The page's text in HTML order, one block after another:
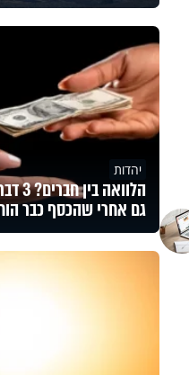
יהדות
גם אחרי שהכסף כבר